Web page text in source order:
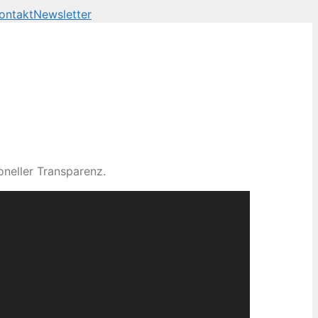
Newsletter
Transparenz.